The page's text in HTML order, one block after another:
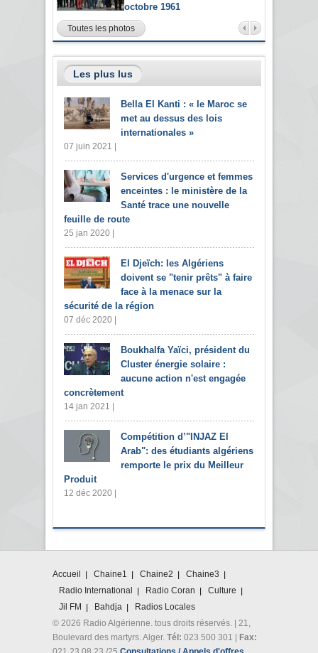
octobre 1961
Toutes les photos
Les plus lus
Bella El Kanti : « le Maroc se
met au dessus des lois
internationales »
07 juin 2021 |
Services d'urgence et femmes
enceintes : le ministère de la
Santé trace une nouvelle
feuille de route
25 jan 2020 |
El Djeïch: les Algériens
doivent se "tenir prêts" à faire
face à la menace sur la
sécurité de la région
07 déc 2020 |
Boukhalfa Yaïci, président du
Cluster énergie solaire :
aucune action n'est engagée
concrètement
14 jan 2021 |
Compétition d’"INJAZ El
Arab": des étudiants algériens
remporte le prix du Meilleur
Produit
12 déc 2020 |
Accueil Chaine1 Chaine2
Chaine3
Radio International
Radio Coran
Culture
Jil FM
Bahdja
Radios Locales
© 2026 Radio Algérienne. tous droits réservés. | 21,
Boulevard des martyrs. Alger. Tél: 023 500 301 | Fax: